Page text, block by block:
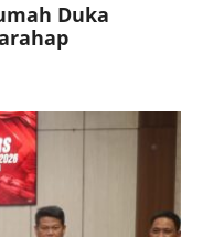
Duka